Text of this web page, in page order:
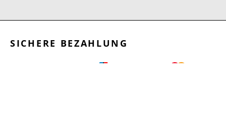
SICHERE BEZAHLUNG